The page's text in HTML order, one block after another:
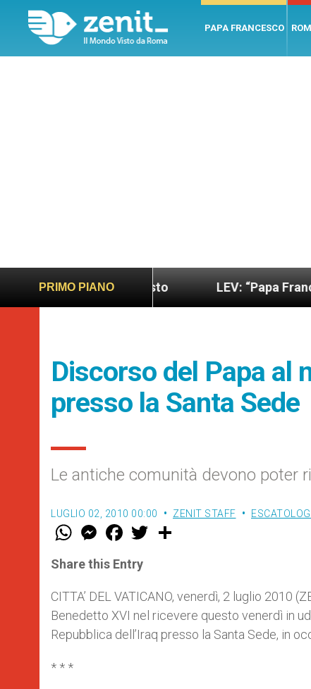
PAPA FRANCESCO
PRIMO PIANO
sano e giusto LEV: “Papa Francesco. Un
Discorso del Papa al
presso la Santa Sede
Le antiche comunità devono poter
LUGLIO 02, 2010 00:00 ZENIT STAFF
W
t
s
p
p
M
e
s
e
g
e
r
F
a
e
b
o
k
w
r
Share this Entry
CITTA’ DEL VATICANO, venerdì, 2 luglio 2010
Benedetto XVI nel ricevere questo venerdì in
Repubblica dell’Iraq presso la Santa Sede, in
* * *